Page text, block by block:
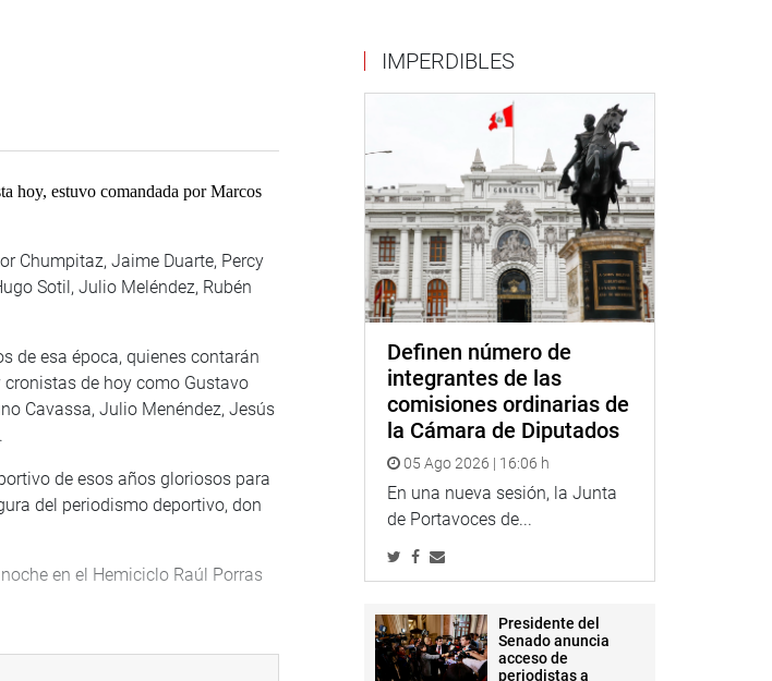
hoy, estuvo comandada por Marcos
Chumpitaz, Jaime Duarte, Percy
Sotil, Julio Meléndez, Rubén
de esa época, quienes contarán
cronistas de hoy como Gustavo
Cavassa, Julio Menéndez, Jesús
de esos años gloriosos para
del periodismo deportivo, don
en el Hemiciclo Raúl Porras
IMPERDIBLES
Definen número de
integrantes de las
comisiones ordinarias de
la Cámara de Diputados
05 Ago 2026 | 16:06 h
En una nueva sesión, la Junta
de Portavoces de...
Presidente del
Senado anuncia
acceso de
periodistas a